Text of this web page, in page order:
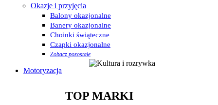
Okazje i przyjęcia
Balony okazjonalne
Banery okazjonalne
Choinki świąteczne
Czapki okazjonalne
Zobacz pozostałe
Motoryzacja
TOP MARKI